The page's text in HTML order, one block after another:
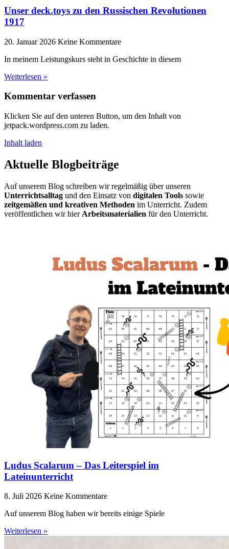
Unser deck.toys zu den Russischen Revolutionen
1917
20. Januar 2026 Keine Kommentare
In meinem Leistungskurs steht in Geschichte in diesem
Weiterlesen »
Kommentar verfassen
Klicken Sie auf den unteren Button, um den Inhalt von
jetpack.wordpress.com zu laden.
Inhalt laden
Aktuelle Blogbeiträge
Auf unserem Blog schreiben wir regelmäßig über unseren
Unterrichtsalltag und den Einsatz von digitalen Tools sowie
zeitgemäßen und kreativen Methoden im Unterricht. Zudem
veröffentlichen wir hier Arbeitsmaterialien für den Unterricht.
Ludus Scalarum – Das Leiterspiel im
Lateinunterricht
8. Juli 2026 Keine Kommentare
Auf unserem Blog haben wir bereits einige Spiele
Weiterlesen »